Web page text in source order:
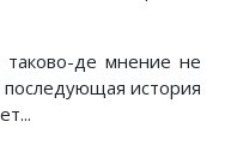
таково-де мнение не
последующая история